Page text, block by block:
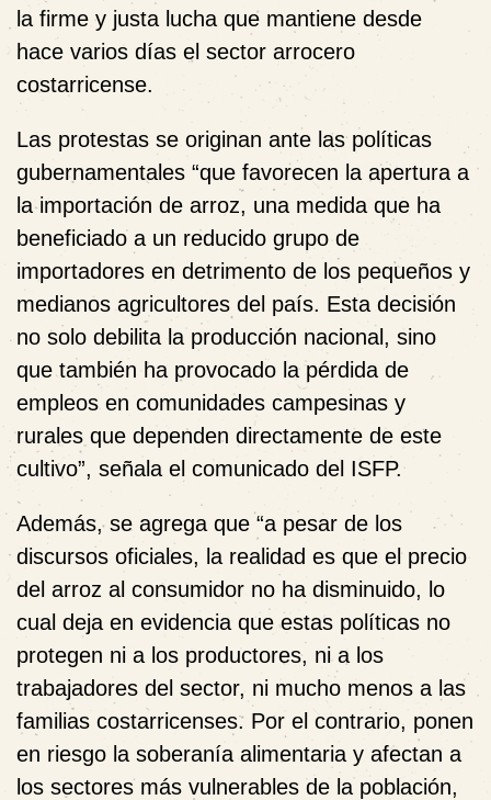
la firme y justa lucha que mantiene desde
hace varios días el sector arrocero
costarricense.
Las protestas se originan ante las políticas
gubernamentales “que favorecen la apertura a
la importación de arroz, una medida que ha
beneficiado a un reducido grupo de
importadores en detrimento de los pequeños y
medianos agricultores del país. Esta decisión
no solo debilita la producción nacional, sino
que también ha provocado la pérdida de
empleos en comunidades campesinas y
rurales que dependen directamente de este
cultivo”, señala el comunicado del ISFP.
Además, se agrega que “a pesar de los
discursos oficiales, la realidad es que el precio
del arroz al consumidor no ha disminuido, lo
cual deja en evidencia que estas políticas no
protegen ni a los productores, ni a los
trabajadores del sector, ni mucho menos a las
familias costarricenses. Por el contrario, ponen
en riesgo la soberanía alimentaria y afectan a
los sectores más vulnerables de la población,